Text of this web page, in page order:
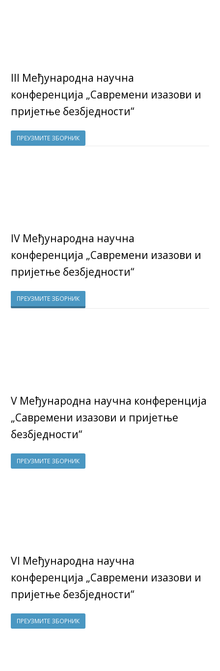
III Међународна научна
конференција „Савремени изазови и
пријетње безбједности“
ПРЕУЗМИТЕ ЗБОРНИК
IV Међународна научна
конференција „Савремени изазови и
пријетње безбједности“
ПРЕУЗМИТЕ ЗБОРНИК
V Међународна научна конференција
„Савремени изазови и пријетње
безбједности“
ПРЕУЗМИТЕ ЗБОРНИК
VI Међународна научна
конференција „Савремени изазови и
пријетње безбједности“
ПРЕУЗМИТЕ ЗБОРНИК